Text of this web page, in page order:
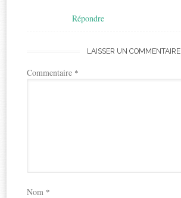
Répondre
LAISSER UN COMMENTAIRE
Commentaire *
Nom *